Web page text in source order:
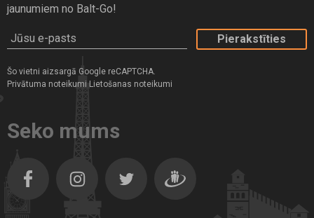
Tanzānija
Turcija
Vjetnama
Zviedrija
jaunumiem no Balt-Go!
Jūsu e-pasts
Šo vietni aizsargā Google reCAPTCHA.
Privātuma noteikumi Lietošanas noteikumi
Seko mums